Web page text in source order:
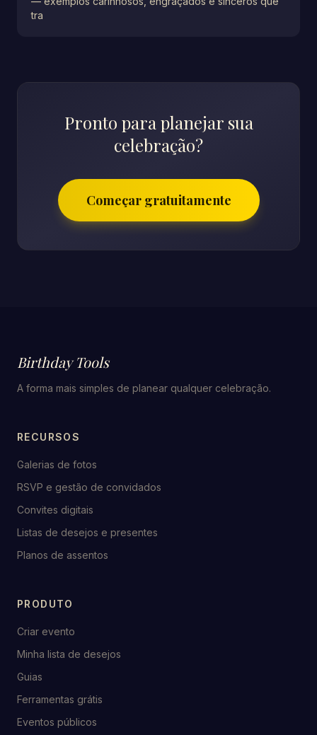
tra
Pronto para planejar sua
celebração?
Começar gratuitamente
Birthday Tools
A forma mais simples de planear qualquer celebração.
RECURSOS
Galerias de fotos
RSVP e gestão de convidados
Convites digitais
Listas de desejos e presentes
Planos de assentos
PRODUTO
Criar evento
Minha lista de desejos
Guias
Ferramentas grátis
Eventos públicos